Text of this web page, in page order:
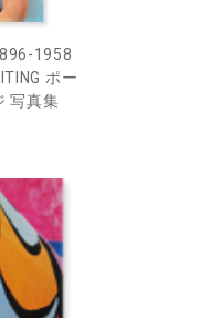
1958
ポー
写真集